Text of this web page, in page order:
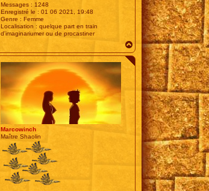
Messages : 1248
Enregistré le : 01 06 2021, 19:48
Genre : Femme
Localisation : quelque part en train
d'imaginariumer ou de procastiner
a
u
Marcowinch
Maître Shaolin